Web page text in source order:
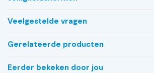
Veelgestelde vragen
Gerelateerde producten
Eerder bekeken door jou